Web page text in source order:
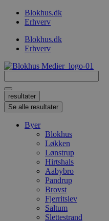
VidereBlokhus.dk
Erhverv
Blokhus.dk
Erhverv
...
resultater
Se alle resultater
Byer
Blokhus
Løkken
Lønstrup
Hirtshals
Aabybro
Pandrup
Brovst
Fjerritslev
Saltum
Slettestrand